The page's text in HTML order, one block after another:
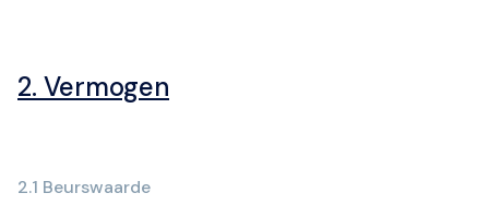
2. Vermogen
2.1 Beurswaarde